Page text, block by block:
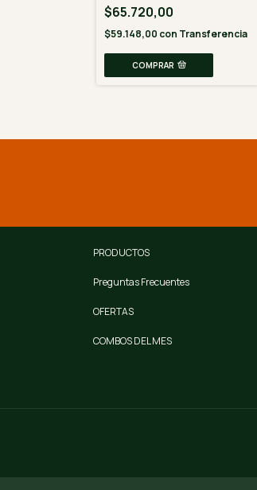
$65.720,00
$59.148,00 con Transferencia
COMPRAR
PRODUCTOS
Preguntas Frecuentes
OFERTAS
COMBOS DEL MES